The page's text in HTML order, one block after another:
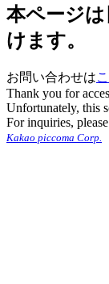
本ページ
けます。
お問い合わせは
Thank you for
Unfortunately, this
For inquiries, please
Kakao piccoma Corp.